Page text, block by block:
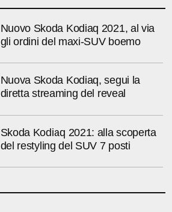
Nuovo Skoda Kodiaq 2021, al via
gli ordini del maxi-SUV boemo
Nuova Skoda Kodiaq, segui la
diretta streaming del reveal
Skoda Kodiaq 2021: alla scoperta
del restyling del SUV 7 posti